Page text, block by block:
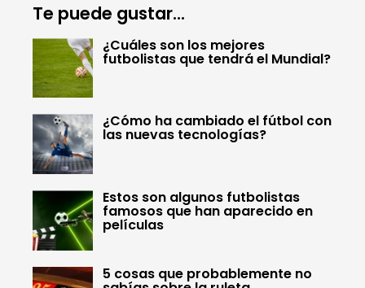
Te puede gustar...
¿Cuáles son los mejores
futbolistas que tendrá el Mundial?
¿Cómo ha cambiado el fútbol con
las nuevas tecnologías?
Estos son algunos futbolistas
famosos que han aparecido en
películas
5 cosas que probablemente no